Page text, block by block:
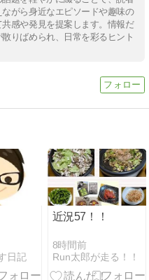
がら身近なエピソードや趣味の
感や発見を提案します。情報だ
りばめられ、日常を彩るヒント
日記
近況57！！
8時間前
Run太郎が走る！！